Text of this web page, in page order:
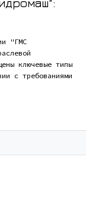
"ГМС
ключевые типы
с требованиями